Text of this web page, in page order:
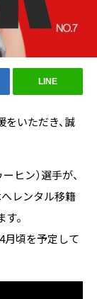
LINE
いただき、誠
ヒン）選手が、
レンタル移籍
。
月頃を予定して